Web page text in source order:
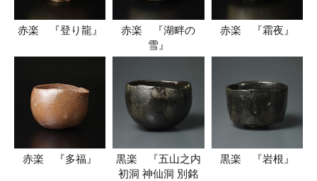
赤楽 『登り龍』
赤楽 『湖畔の
雪』
赤楽 『霜夜』
赤楽 『多福』
黒楽 『五山之内
初洞 神仙洞 別銘
黒楽 『岩根』